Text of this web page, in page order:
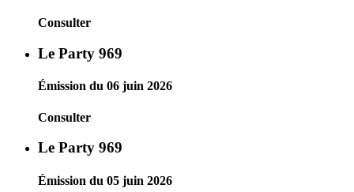
Consulter
Le Party 969
Émission du 06 juin 2026
Consulter
Le Party 969
Émission du 05 juin 2026